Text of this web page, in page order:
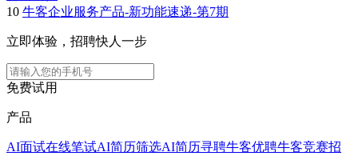
10 牛客企业服务产品-新功能速递-第7期
立即体验，招聘快人一步
免费试用
产品
AI面试在线笔试AI简历筛选AI简历寻聘牛客优聘牛客竞赛招